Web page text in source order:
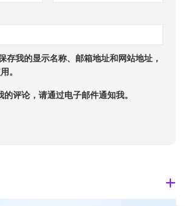
存我的显示名称、邮箱地址和网站地址，
。
评论，请通过电子邮件通知我。